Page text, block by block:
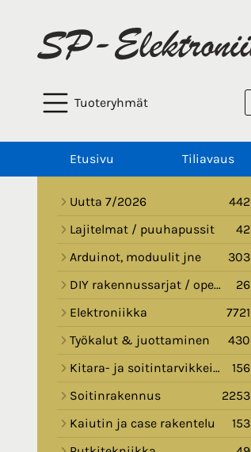
Tuoteryhmät
Etusivu Tiliavaus
Uutta 7/2026
442
Lajitelmat / puuhapussit
42
Arduinot, moduulit jne
303
DIY rakennussarjat / opetussarjat
26
Elektroniikka
7721
Työkalut & juottaminen
430
Kitara- ja soitintarvikkeita
156
Soitinrakennus
2253
Kaiutin ja case rakentelu
153